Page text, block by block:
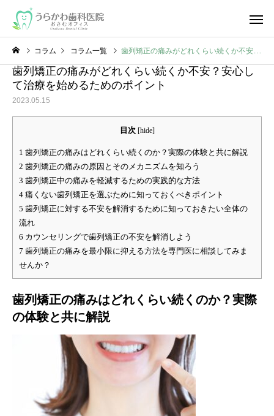
コラム コラム一覧 歯列矯正の痛みがどれくらい続くか不安？安心して治療を始めるためのポイント
歯列矯正の痛みがどれくらい続くか不安？安心し
て治療を始めるためのポイント
2023.05.15
目次 [hide]
1 歯列矯正の痛みはどれくらい続くのか？実際の体験と共に解説
2 歯列矯正の痛みの原因とそのメカニズムを知ろう
3 歯列矯正中の痛みを軽減するための実践的な方法
4 痛くない歯列矯正を選ぶために知っておくべきポイント
5 歯列矯正に対する不安を解消するために知っておきたい全体の
流れ
6 カウンセリングで歯列矯正の不安を解消しよう
7 歯列矯正の痛みを最小限に抑える方法を専門医に相談してみま
せんか？
歯列矯正の痛みはどれくらい続くのか？実際
の体験と共に解説